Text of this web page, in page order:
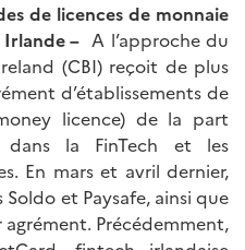
de licences de monnaie
– A l’approche du
(CBI) reçoit de plus
d’établissements de
licence) de la part
dans la FinTech et les
En mars et avril dernier,
et Paysafe, ainsi que
Précédemment,